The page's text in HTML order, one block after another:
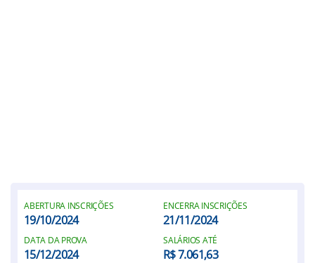
ABERTURA INSCRIÇÕES
19/10/2024
ENCERRA INSCRIÇÕES
21/11/2024
DATA DA PROVA
15/12/2024
SALÁRIOS ATÉ
R$ 7.061,63